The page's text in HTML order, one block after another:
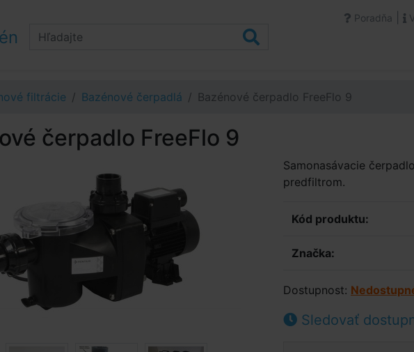
Poradňa
filtrácie Bazénové čerpadlá Bazénové čerpadlo FreeFlo 9
čerpadlo FreeFlo 9
Samonasávacie
predfiltrom.
Kód produktu:
Značka:
Dostupnost:
Sledovať